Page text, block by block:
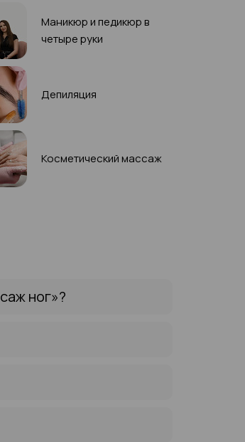
Маникюр и педикюр в
четыре руки
Депиляция
Косметический массаж
ног»?